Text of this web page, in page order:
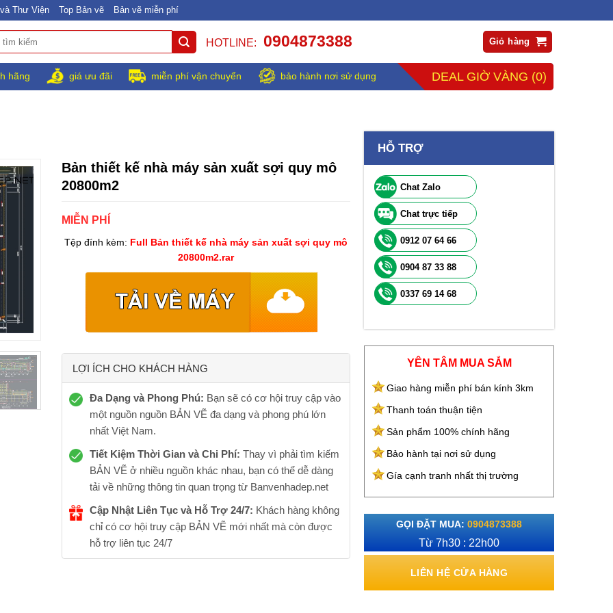
Thư Viện Top Bản vẽ Bản vẽ miễn phí
HOTLINE: 0904873388 Giỏ hàng
hãng giá ưu đãi miễn phí vận chuyển bảo hành nơi sử dụng DEAL GIỜ VÀNG (0)
HỖ TRỢ
Chat Zalo
Chat trực tiếp
0912 07 64 66
0904 87 33 88
0337 69 14 68
YÊN TÂM MUA SẮM
Giao hàng miễn phí bán kính 3km
Thanh toán thuận tiện
Sản phẩm 100% chính hãng
Bảo hành tại nơi sử dụng
Gía cạnh tranh nhất thị trường
GỌI ĐẶT MUA:0904873388
Từ 7h30 : 22h00
LIÊN HỆ CỬA HÀNG
Bản thiết kế nhà máy sản xuất sợi quy mô
20800m2
MIỄN PHÍ
Tệp đính kèm: Full Bản thiết kế nhà máy sản xuất sợi quy mô
20800m2.rar
LỢI ÍCH CHO KHÁCH HÀNG
Đa Dạng và Phong Phú: Bạn sẽ có cơ hội truy cập vào
một nguồn nguồn BẢN VẼ đa dạng và phong phú lớn
nhất Việt Nam.
Tiết Kiệm Thời Gian và Chi Phí: Thay vì phải tìm kiếm
BẢN VẼ ở nhiều nguồn khác nhau, bạn có thể dễ dàng
tải về những thông tin quan trọng từ Banvenhadep.net
Cập Nhật Liên Tục và Hỗ Trợ 24/7: Khách hàng không
chỉ có cơ hội truy cập BẢN VẼ mới nhất mà còn được
hỗ trợ liên tục 24/7